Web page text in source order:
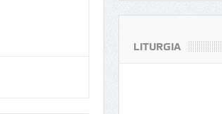
LITURGIA